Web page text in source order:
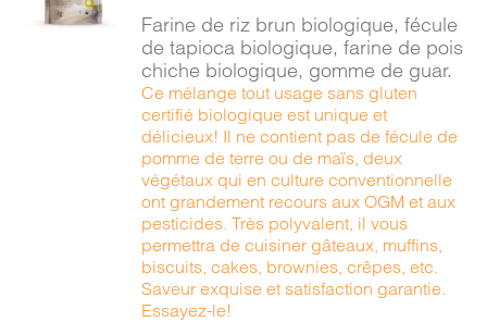
/
DÉTAILS
Farine de riz brun biologique, fécule
de tapioca biologique, farine de pois
chiche biologique, gomme de guar.
Ce mélange tout usage sans gluten
certifié biologique est unique et
délicieux! Il ne contient pas de fécule de
pomme de terre ou de maïs, deux
végétaux qui en culture conventionnelle
ont grandement recours aux OGM et aux
pesticides. Très polyvalent, il vous
permettra de cuisiner gâteaux, muffins,
biscuits, cakes, brownies, crêpes, etc.
Saveur exquise et satisfaction garantie.
Essayez-le!